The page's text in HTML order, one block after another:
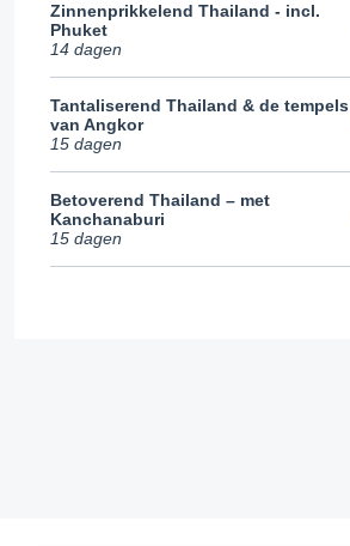
Zinnenprikkelend Thailand - incl.
Phuket
14 dagen
Tantaliserend Thailand & de tempels
van Angkor
15 dagen
Betoverend Thailand – met
Kanchanaburi
15 dagen